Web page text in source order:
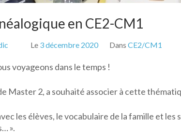
en CE2-CM1
Le 3 décembre 2020 Dans CE2/CM1
voyageons dans le temps !
Master 2, a souhaité associer à cette
les élèves, le vocabulaire de la famille et
».